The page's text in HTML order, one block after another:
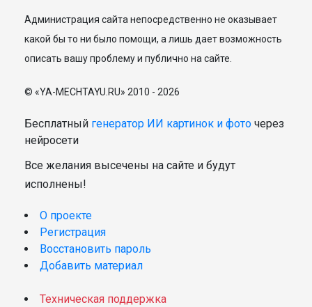
Администрация сайта непосредственно не оказывает
какой бы то ни было помощи, а лишь дает возможность
описать вашу проблему и публично на сайте.
© «YA-MECHTAYU.RU» 2010 - 2026
Бесплатный генератор ИИ картинок и фото через
нейросети
Все желания высечены на сайте и будут
исполнены!
О проекте
Регистрация
Восстановить пароль
Добавить материал
Техническая поддержка